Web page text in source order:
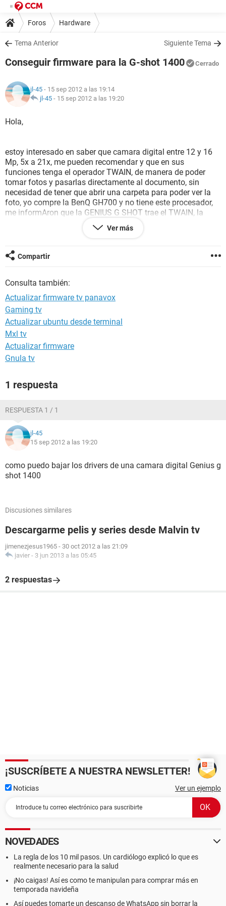
Foros Hardware
Tema Anterior Siguiente Tema
Conseguir firmware para la G-shot 1400 Cerrado
jl-45 - 15 sep 2012 a las 19:14
jl-45 - 15 sep 2012 a las 19:20
Hola,
estoy interesado en saber que camara digital entre 12 y 16
Mp, 5x a 21x, me pueden recomendar y que en sus
funciones tenga el operador TWAIN, de manera de poder
tomar fotos y pasarlas directamente al documento, sin
necesidad de tener que abrir una carpeta para poder ver la
foto, yo compre la BenQ GH700 y no tiene este procesador,
me informAron que la GENIUS G SHOT trae el TWAIN, la
compre pero el CD que me enviaron solo trae es el manual y
un art photo, que nada tiene que ver con el procesador,
para la G shot 1400.
Ver más
Compartir
Consulta también:
Actualizar firmware tv panavox
Gaming tv
Actualizar ubuntu desde terminal
Mxl tv
Actualizar firmware
Gnula tv
1 respuesta
RESPUESTA 1 / 1
jl-45
15 sep 2012 a las 19:20
como puedo bajar los drivers de una camara digital Genius g
shot 1400
Discusiones similares
Descargarme pelis y series desde Malvin tv
jimenezjesus1965 - 30 oct 2012 a las 21:09
javier - 3 jun 2013 a las 05:45
2 respuestas
¡SUSCRÍBETE A NUESTRA NEWSLETTER!
Noticias Ver un ejemplo
NOVEDADES
La regla de los 10 mil pasos. Un cardiólogo explicó lo que es
realmente necesario para la salud
¡No caigas! Así es como te manipulan para comprar más en
temporada navideña
Así puedes tomarte un descanso de WhatsApp sin borrar la